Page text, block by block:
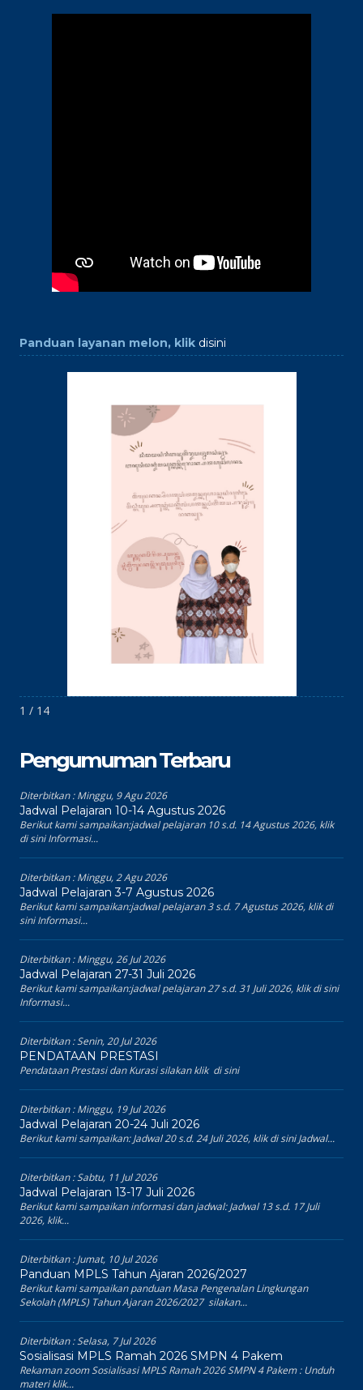
Panduan layanan melon, klik disini
1 / 14
Pengumuman Terbaru
Diterbitkan :Minggu, 9 Agu 2026
Jadwal Pelajaran 10-14 Agustus 2026
Berikut kami sampaikan:jadwal pelajaran 10 s.d. 14 Agustus 2026, klik
di sini Informasi...
Diterbitkan :Minggu, 2 Agu 2026
Jadwal Pelajaran 3-7 Agustus 2026
Berikut kami sampaikan:jadwal pelajaran 3 s.d. 7 Agustus 2026, klik di
sini Informasi...
Diterbitkan :Minggu, 26 Jul 2026
Jadwal Pelajaran 27-31 Juli 2026
Berikut kami sampaikan:jadwal pelajaran 27 s.d. 31 Juli 2026, klik di sini
Informasi...
Diterbitkan :Senin, 20 Jul 2026
PENDATAAN PRESTASI
Pendataan Prestasi dan Kurasi silakan klik di sini
Diterbitkan :Minggu, 19 Jul 2026
Jadwal Pelajaran 20-24 Juli 2026
Berikut kami sampaikan: Jadwal 20 s.d. 24 Juli 2026, klik di sini Jadwal...
Diterbitkan :Sabtu, 11 Jul 2026
Jadwal Pelajaran 13-17 Juli 2026
Berikut kami sampaikan informasi dan jadwal: Jadwal 13 s.d. 17 Juli
2026, klik...
Diterbitkan :Jumat, 10 Jul 2026
Panduan MPLS Tahun Ajaran 2026/2027
Berikut kami sampaikan panduan Masa Pengenalan Lingkungan
Sekolah (MPLS) Tahun Ajaran 2026/2027 silakan...
Diterbitkan :Selasa, 7 Jul 2026
Sosialisasi MPLS Ramah 2026 SMPN 4 Pakem
Rekaman zoom Sosialisasi MPLS Ramah 2026 SMPN 4 Pakem : Unduh
materi klik...